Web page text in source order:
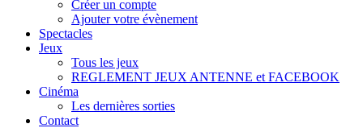
Créer un compte
Ajouter votre évènement
Spectacles
Jeux
Tous les jeux
REGLEMENT JEUX ANTENNE et FACEBOOK
Cinéma
Les dernières sorties
Contact